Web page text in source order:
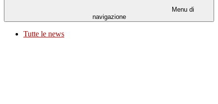
Menu di
navigazione
Tutte le news